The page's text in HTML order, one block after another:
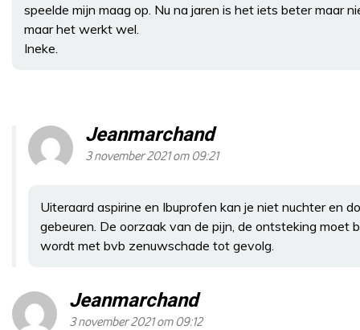
speelde mijn maag op. Nu na jaren is het iets beter maar
maar het werkt wel.
Ineke.
Jeanmarchand
3 november 2021 om 09:21
Uiteraard aspirine en Ibuprofen kan je niet nuchter en
gebeuren. De oorzaak van de pijn, de ontsteking moet
wordt met bvb zenuwschade tot gevolg.
Jeanmarchand
3 november 2021 om 09:12